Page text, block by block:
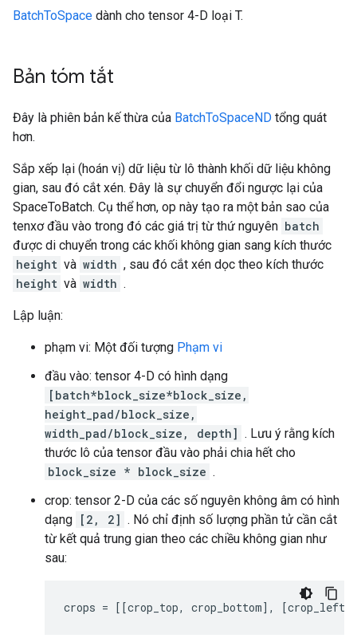
BatchToSpace dành cho tensor 4-D loại T.
Bản tóm tắt
Đây là phiên bản kế thừa của BatchToSpaceND tổng quát
hơn.
Sắp xếp lại (hoán vị) dữ liệu từ lô thành khối dữ liệu không
gian, sau đó cắt xén. Đây là sự chuyển đổi ngược lại của
SpaceToBatch. Cụ thể hơn, op này tạo ra một bản sao của
tenxơ đầu vào trong đó các giá trị từ thứ nguyên batch
được di chuyển trong các khối không gian sang kích thước
height và width , sau đó cắt xén dọc theo kích thước
height và width .
Lập luận:
phạm vi: Một đối tượng Phạm vi
đầu vào: tensor 4-D có hình dạng
[batch*block_size*block_size,
height_pad/block_size,
width_pad/block_size, depth] . Lưu ý rằng kích
thước lô của tensor đầu vào phải chia hết cho
block_size * block_size .
crop: tensor 2-D của các số nguyên không âm có hình
dạng [2, 2] . Nó chỉ định số lượng phần tử cần cắt
từ kết quả trung gian theo các chiều không gian như
sau:
crops = [[crop_top, crop_bottom],